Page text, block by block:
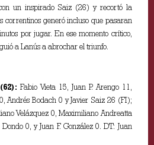
un inspirado Saiz (26) y recortó la
correntinos generó incluso que pasaran
por jugar. En ese momento crítico,
a Lanús a abrochar el triunfo.
Fabio Vieta 15, Juan P. Arengo 11,
Andrés Bodach 0 y Javier Saiz 26 (FI);
Velázquez 0, Maximiliano Andreatta
0, y Juan F. González 0. DT: Juan